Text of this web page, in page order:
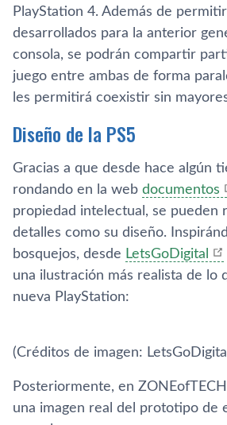
PlayStation 4. Además de
desarrollados para la anterior
consola, se podrán compartir
juego entre ambas de forma
les permitirá coexistir sin
Diseño de la PS5
Gracias a que desde hace algún
rondando en la web documentos
propiedad intelectual, se pueden
detalles como su diseño.
bosquejos, desde LetsGoDigital
una ilustración más realista de lo
nueva PlayStation:
(Créditos de imagen:
Posteriormente, en
una imagen real del prototipo de